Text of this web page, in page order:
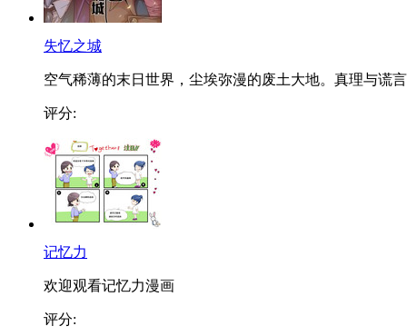
失忆之城
空气稀薄的末日世界，尘埃弥漫的废土大地。真理与谎
评分:
记忆力
欢迎观看记忆力漫画
评分: